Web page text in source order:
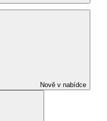
Nově v nabídce